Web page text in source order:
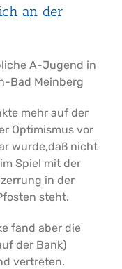
an der
A-Jugend in
Bad Meinberg
mehr auf der
Optimismus vor
wurde,daß nicht
Spiel mit der
in der
steht.
fand aber die
der Bank)
vertreten.